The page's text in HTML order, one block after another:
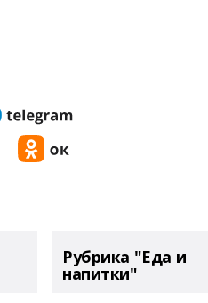
Рубрика "Еда и
напитки"